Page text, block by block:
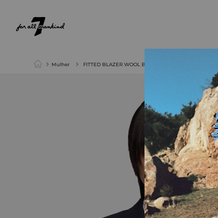
Mulher FITTED BLAZER WOOL BLEND DARK NAVY